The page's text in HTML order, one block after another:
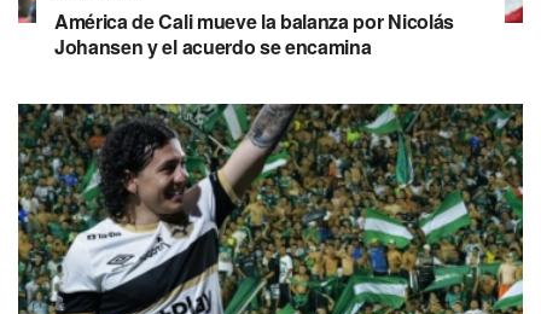
América de Cali mueve la balanza por Nicolás
Johansen y el acuerdo se encamina